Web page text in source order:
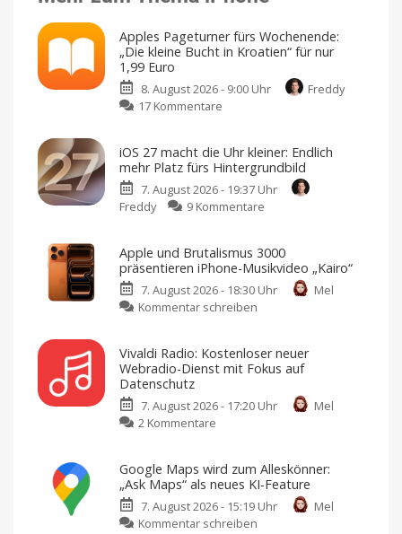
Apples Pageturner fürs Wochenende:
„Die kleine Bucht in Kroatien“ für nur
1,99 Euro
8. August 2026 - 9:00 Uhr
Freddy
17 Kommentare
fürs
Wochenende:
„Die
kleine
Kroatien“
für
nur
1,99
Wochenende
ein
digitales
iOS 27 macht die Uhr kleiner: Endlich
mehr Platz fürs Hintergrundbild
7. August 2026 - 19:37 Uhr
Freddy
9 Kommentare
macht
die
Uhr
Platz
fürs
Hintergrundbild
So
Apple und Brutalismus 3000
präsentieren iPhone-Musikvideo „Kairo“
7. August 2026 - 18:30 Uhr
Mel
Kommentar schreiben
Brutalismus
3000
präsentieren
iPhone-
mit
dem
iPhone
Pro
Max
Vivaldi Radio: Kostenloser neuer
Webradio-Dienst mit Fokus auf
Datenschutz
7. August 2026 - 17:20 Uhr
Mel
2 Kommentare
Kostenloser
neuer
Webradio-
Dienst
Google Maps wird zum Alleskönner:
„Ask Maps“ als neues KI-Feature
7. August 2026 - 15:19 Uhr
Mel
Kommentar schreiben